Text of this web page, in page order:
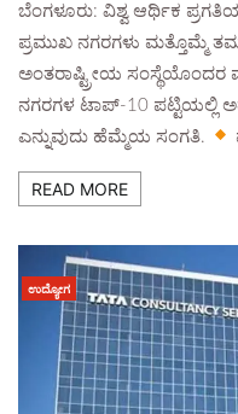
ಬೆಂಗಳೂರು: ವಿಶ್ವ ಆರ್ಥಿಕ
ಪ್ರಮುಖ ನಗರಗಳು ಮತ್ತೊಮ್ಮೆ
ಅಂತರಾಷ್ಟ್ರೀಯ ಸಂಸ್ಥೆಯೊಂದರ
ನಗರಗಳ ಟಾಪ್-10 ಪಟ್ಟಿಯಲ್ಲಿ
ಎನ್ನುವುದು ಹೆಮ್ಮೆಯ ಸಂಗತಿ.
READ MORE
ಉದ್ಯೋಗ